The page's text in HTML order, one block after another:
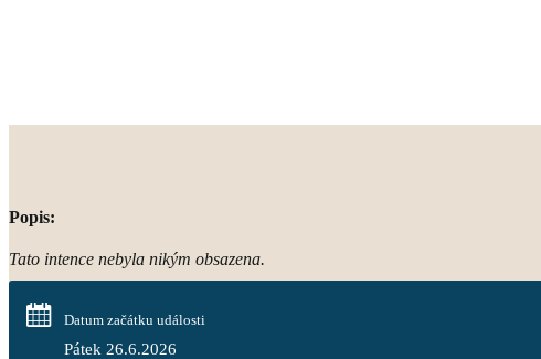
Popis:
Tato intence nebyla nikým obsazena.
Datum začátku události
Pátek 26.6.2026